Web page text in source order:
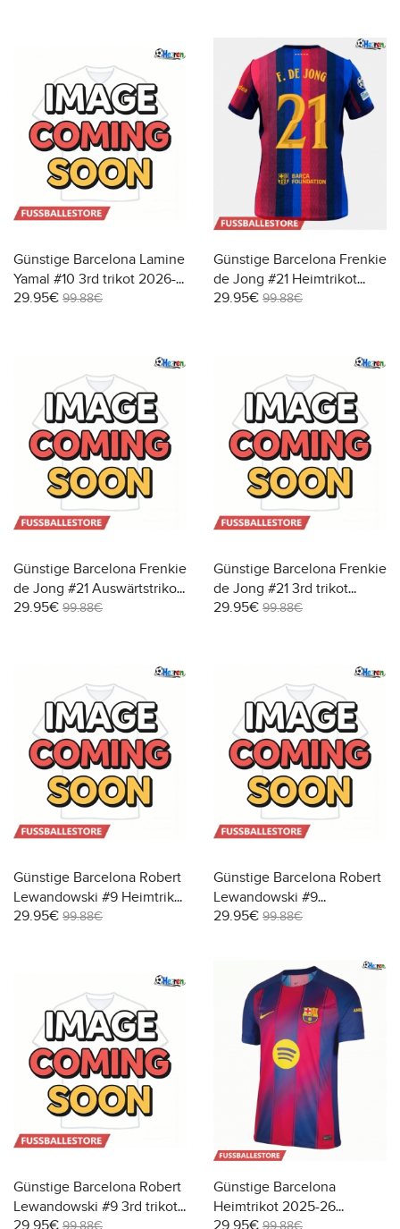
Günstige Barcelona Lamine
Yamal #10 3rd trikot 2026-
27 Kurzarm
29.95€ 99.88€
Günstige Barcelona Frenkie
de Jong #21 Heimtrikot
2026-27 Kurzarm
29.95€ 99.88€
Günstige Barcelona Frenkie
de Jong #21 Auswärtstrikot
2026-27 Kurzarm
29.95€ 99.88€
Günstige Barcelona Frenkie
de Jong #21 3rd trikot
2026-27 Kurzarm
29.95€ 99.88€
Günstige Barcelona Robert
Lewandowski #9 Heimtrikot
2026-27 Kurzarm
29.95€ 99.88€
Günstige Barcelona Robert
Lewandowski #9
Auswärtstrikot 2026-27
29.95€ 99.88€
Günstige Barcelona Robert
Lewandowski #9 3rd trikot
29.95€ 99.88€
Günstige Barcelona
Heimtrikot 2025-26
29.95€ 99.88€